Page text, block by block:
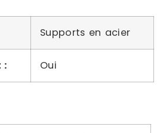
Supports en acier
: Oui